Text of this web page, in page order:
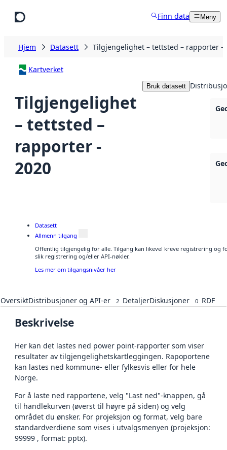
Finn data Meny
Hjem Datasett Tilgjengelighet – tettsted – rapporter -
Kartverket
Tilgjengelighet
– tettsted –
rapporter -
2020
Bruk datasett
Datasett
Allmenn tilgang
Offentlig tilgjengelig for alle. Tilgang kan likevel kreve registrering og
slik registrering og/eller API-nøkler.
Les mer om tilgangsnivåer her
OversiktDistribusjoner og API-er 2 DetaljerDiskusjoner 0 RDF
Beskrivelse
Her kan det lastes ned power point-rapporter som viser
resultater av tilgjengelighetskartleggingen. Rapoportene
kan lastes ned kommune- eller fylkesvis eller for hele
Norge.
For å laste ned rapportene, velg "Last ned"-knappen, gå
til handlekurven (øverst til høyre på siden) og velg
området du ønsker. For projeksjon og format, velg bare
standardverdiene som vises i utvalgsmenyen (projeksjon:
99999 , format: pptx).